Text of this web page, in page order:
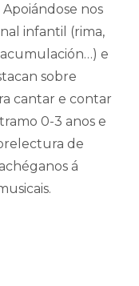
nos
infantil (rima,
e
sobre
cantar e contar
0-3 anos e
de
á